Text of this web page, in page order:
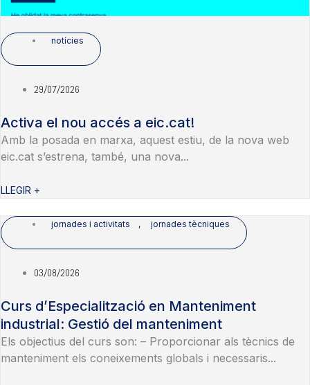
notícies
29/07/2026
Activa el nou accés a eic.cat!
Amb la posada en marxa, aquest estiu, de la nova web
eic.cat s’estrena, també, una nova...
LLEGIR +
jornades i activitats , jornades tècniques
03/08/2026
Curs d’Especialització en Manteniment
industrial: Gestió del manteniment
Els objectius del curs son: – Proporcionar als tècnics de
manteniment els coneixements globals i necessaris...